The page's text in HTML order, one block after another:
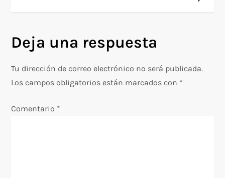
g
a
Deja una respuesta
Tu dirección de correo electrónico no será publicada.
Los campos obligatorios están marcados con *
Comentario *